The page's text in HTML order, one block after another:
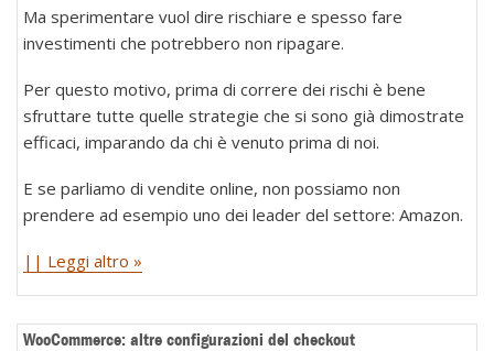
Ma sperimentare vuol dire rischiare e spesso fare
investimenti che potrebbero non ripagare.
Per questo motivo, prima di correre dei rischi è bene
sfruttare tutte quelle strategie che si sono già dimostrate
efficaci, imparando da chi è venuto prima di noi.
E se parliamo di vendite online, non possiamo non
prendere ad esempio uno dei leader del settore: Amazon.
|| Leggi altro »
WooCommerce: altre configurazioni del checkout